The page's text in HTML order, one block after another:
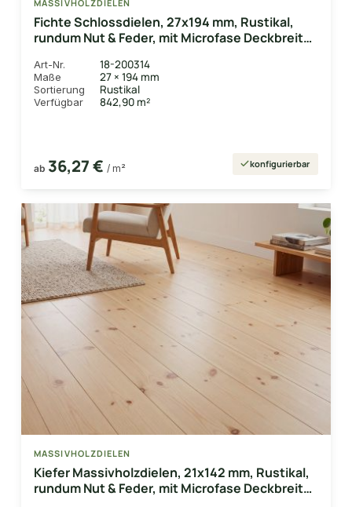
MASSIVHOLZDIELEN
Fichte Schlossdielen, 27x194 mm, Rustikal,
rundum Nut & Feder, mit Microfase Deckbreite
Art-Nr. 18-200314
Maße 27 × 194 mm
Sortierung Rustikal
Verfügbar 842,90 m²
ab 36,27 € / m² konfigurierbar
MASSIVHOLZDIELEN
Kiefer Massivholzdielen, 21x142 mm, Rustikal,
rundum Nut & Feder, mit Microfase Deckbreite